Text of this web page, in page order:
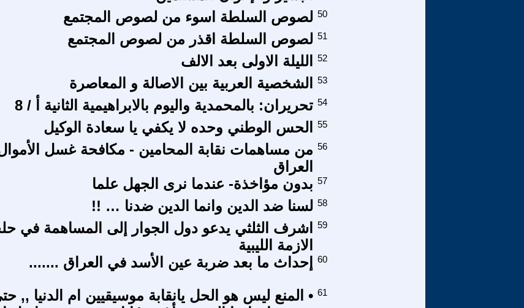
لصوص السلطة اسوء من لصوص المجتمع 50
لصوص السلطة اقذر من لصوص المجتمع 51
الليلة الاولى بعد الالف 52
الشخصية العربية بين الاصالة و المعاصرة 53
تحريران: بالمحمدية واليوم بالابراهيمية الثانية أ / 8 54
الحس الوطني وحده لا يكفي يا سعادة الوكيل ‎ 55
من مساهمات نقابة المحامين - مكافحة غسل
العراق
56
بدون مؤاخذة- عندما نرى الجهل علما 57
لسنا ضد الدين وانما الدين ضدنا … !! 58
اشرف الثلثي يدعو دول الجوار إلى المساهمة في
الازمة الليبية
59
إحداث ما بعد ضربة عين الأسد في العراق ....... 60
• المنع ليس هو الحل يانقابة موسيقيين ام الدنيا ,, 61